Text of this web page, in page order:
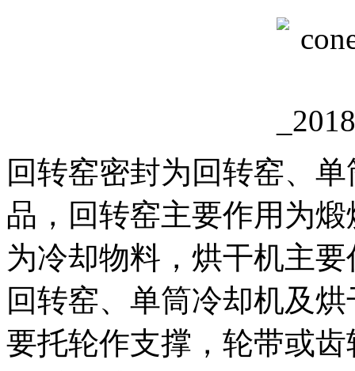
回转窑密封为回转窑、
品，回转窑主要作用为
为冷却物料，烘干机主
回转窑、单筒冷却机及
要托轮作支撑，轮带或